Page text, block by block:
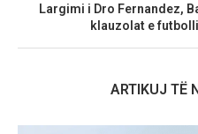
Largimi i Dro Fernandez,
klauzolat e
ARTIKUJ TË